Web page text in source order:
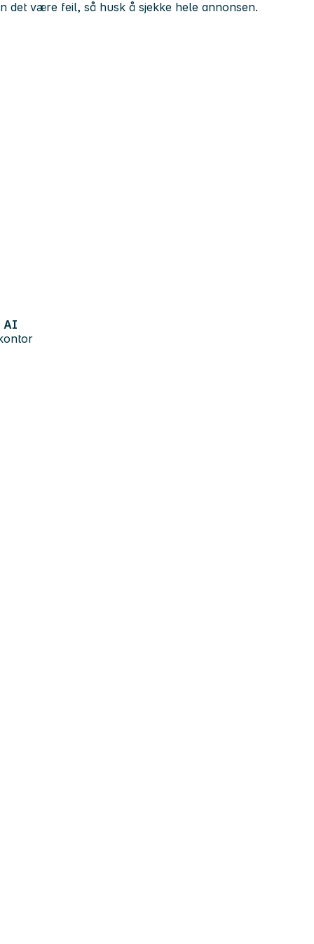
AI
det være feil, så husk å sjekke hele annonsen.